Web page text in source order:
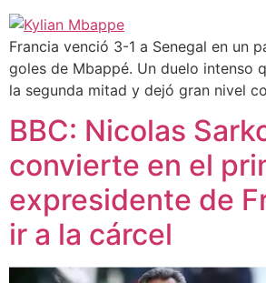
Francia venció 3-1 a Senegal en un
goles de Mbappé. Un duelo intenso
la segunda mitad y dejó gran nivel
BBC: Nicolas
convierte en el
expresidente de
ir a la cárcel